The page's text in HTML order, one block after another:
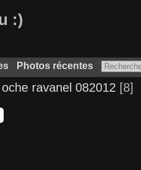
:)
Photos récentes
ravanel 082012 8